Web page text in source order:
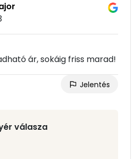
ár, sokáig friss marad!
Jelentés
válasza